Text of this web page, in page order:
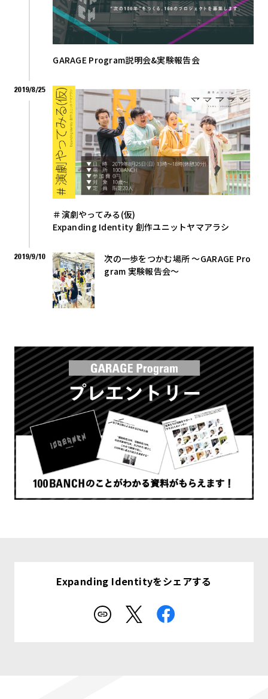
GARAGE Program説明会&実験報告会
2019/8/25
＃演劇やってみる(仮)
Expanding Identity 創作ユニットヤマアラシ
2019/9/10
次の一歩をつかむ場所 〜GARAGE Pro
gram 実験報告会〜
Expanding Identityをシェアする